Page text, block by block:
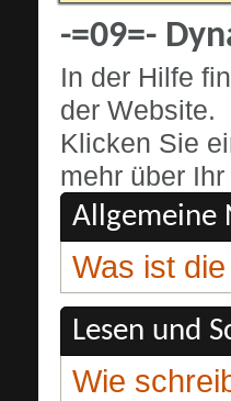
-=09=-
In der Hilfe
der Website.
Klicken Sie
mehr über
Allgemeine
Was ist
Lesen und
Wie